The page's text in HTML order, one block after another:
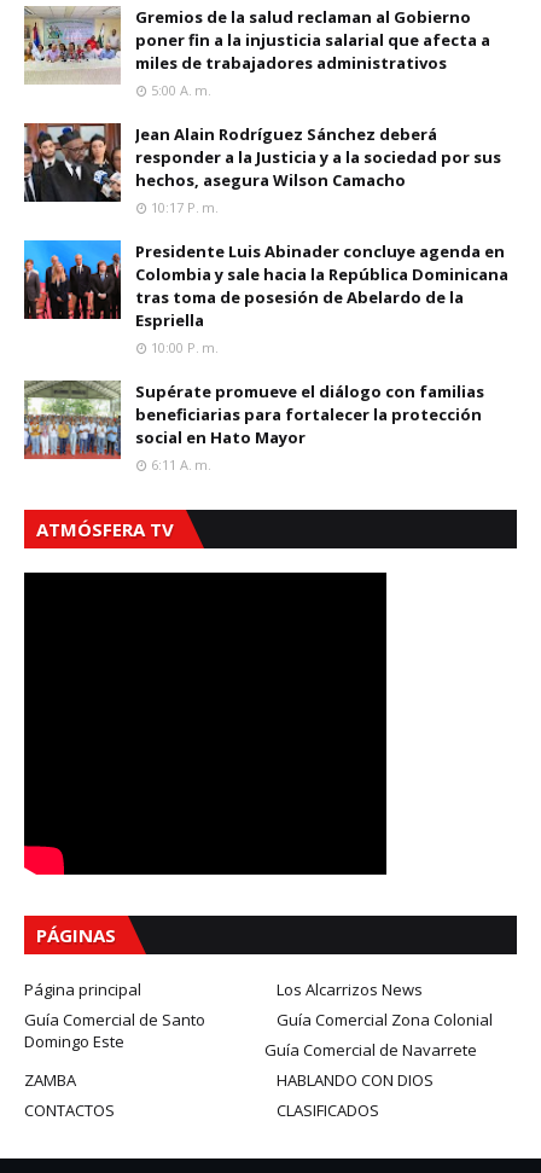
Gremios de la salud reclaman al Gobierno
poner fin a la injusticia salarial que afecta a
miles de trabajadores administrativos
5:00 A. M.
Jean Alain Rodríguez Sánchez deberá
responder a la Justicia y a la sociedad por sus
hechos, asegura Wilson Camacho
10:17 P. M.
Presidente Luis Abinader concluye agenda en
Colombia y sale hacia la República Dominicana
tras toma de posesión de Abelardo de la
Espriella
10:00 P. M.
Supérate promueve el diálogo con familias
beneficiarias para fortalecer la protección
social en Hato Mayor
6:11 A. M.
ATMÓSFERA TV
PÁGINAS
Página principal
Los Alcarrizos News
Guía Comercial de Santo
Domingo Este
Guía Comercial Zona Colonial
Guía Comercial de Navarrete
HABLANDO CON DIOS
ZAMBA
CLASIFICADOS
CONTACTOS